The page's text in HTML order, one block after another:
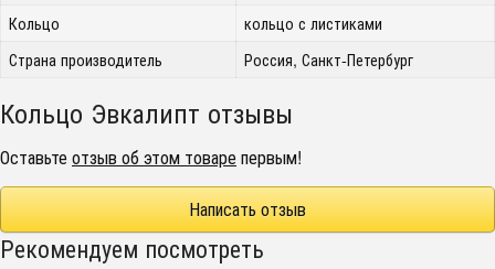
Кольцо
кольцо с листиками
Страна производитель
Россия, Санкт-Петербург
Кольцо Эвкалипт отзывы
Оставьтеотзыв об этом товарепервым!
Написать отзыв
Рекомендуем посмотреть